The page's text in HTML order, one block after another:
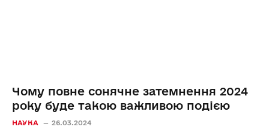
Чому повне сонячне затемнення 2024
року буде такою важливою подією
НАУКА 26.03.2024